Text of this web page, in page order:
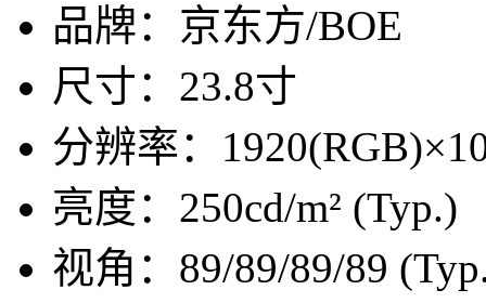
品牌： 京东方/BOE
尺寸： 23.8寸
分辨率：
亮度： 250cd/m² (Typ.)
视角： 89/89/89/89